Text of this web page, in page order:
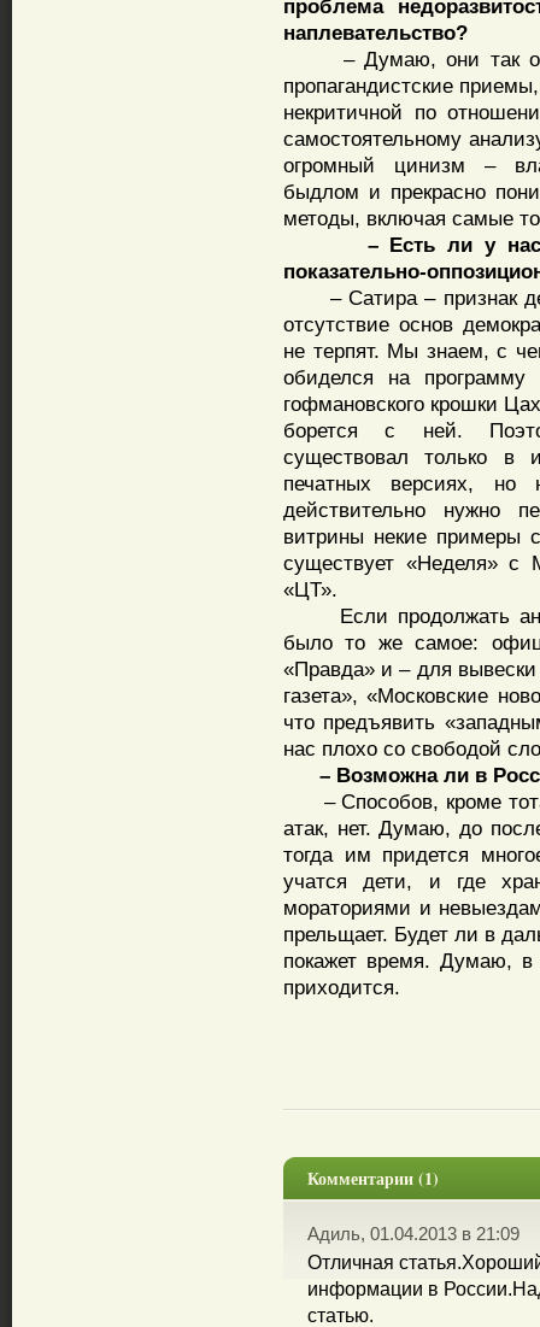
проблема
наплевательство?
– Думаю, они так
пропагандистские
некритичной по
самостоятельному
огромный цинизм –
быдлом и прекрасно
методы, включая самые
– Есть ли у
показательно-
– Сатира – признак
отсутствие основ
не терпят. Мы знаем, с
обиделся на
гофмановского крошки
борется с ней.
существовал только в
печатных версиях, но
действительно нужно
витрины некие примеры
существует «Неделя»
«ЦТ».
Если продолжать
было то же самое:
«Правда» и – для вывески
газета», «Московские
что предъявить
нас плохо со свободой
– Возможна ли в
– Способов, кроме
атак, нет. Думаю, до
тогда им придется
учатся дети, и где
мораториями и
прельщает. Будет ли в
покажет время. Думаю,
приходится.
Комментарии (1)
Адиль, 01.04.2013 в 21:09
Отличная
информации в
статью.